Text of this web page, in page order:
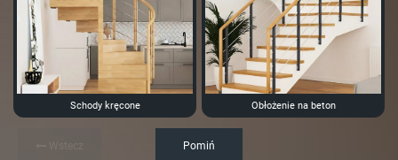
Schody kręcone Obłożenie na beton
Pomiń